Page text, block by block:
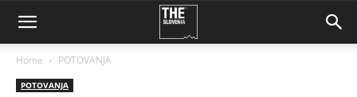
Home POTOVANJA
POTOVANJA